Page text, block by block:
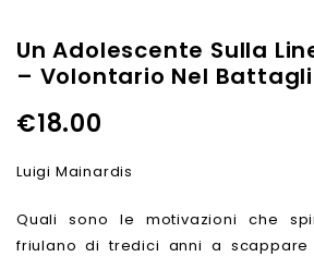
Un Adolescente Sulla
– Volontario Nel
€18.00
Luigi Mainardis
Quali sono le motivazioni che
friulano di tredici anni a